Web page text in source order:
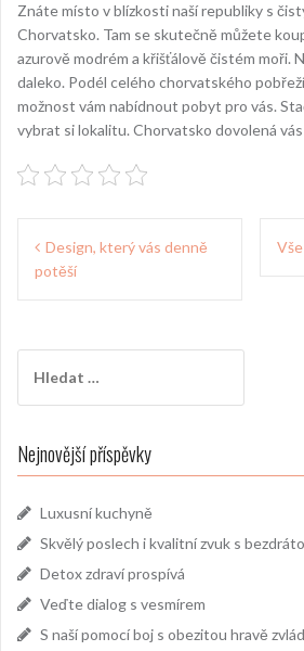
Znáte místo v blízkosti naší republiky s
Chorvatsko. Tam se skutečně můžete
azurově modrém a křišťálově čistém moři.
daleko. Podél celého chorvatského
možnost vám nabídnout pobyt pro vás.
vybrat si lokalitu. Chorvatsko dovolená vás
Navigace
proDesign, který vás denně
potěší
Nejnovější příspěvky
Luxusní kuchyně
Skvělý poslech i kvalitní zvuk s
Detox zdraví prospívá
Veďte dialog s vesmírem
S naší pomocí boj s obezitou hravě